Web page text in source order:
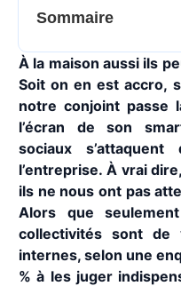
Sommaire
À la maison aussi ils
Soit on en est accro,
notre conjoint passe
l’écran de son
sociaux
l’entreprise. À vrai
ils ne nous ont pas
Alors que
collectivités sont de
internes, selon une
% à les juger